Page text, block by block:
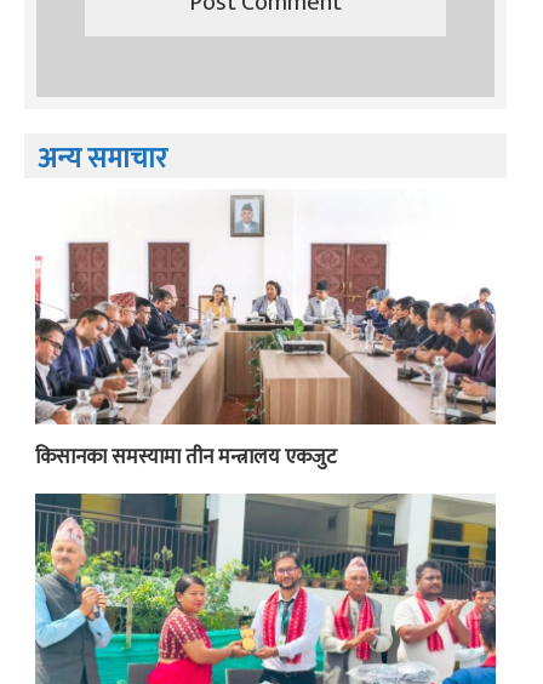
अन्य समाचार
किसानका समस्यामा तीन मन्त्रालय एकजुट